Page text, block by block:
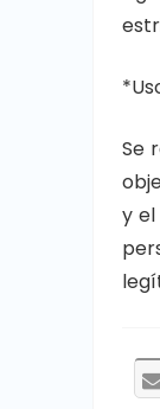
Se
y